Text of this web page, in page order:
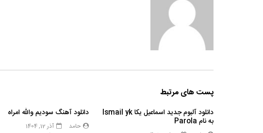
پست های مرتبط
دانلود آلبوم جدید اسماعیل یکا Ismail yk
به نام Parola
دانلود آهنگ سودیم والله امراه
حامد
آذر 12, 1404